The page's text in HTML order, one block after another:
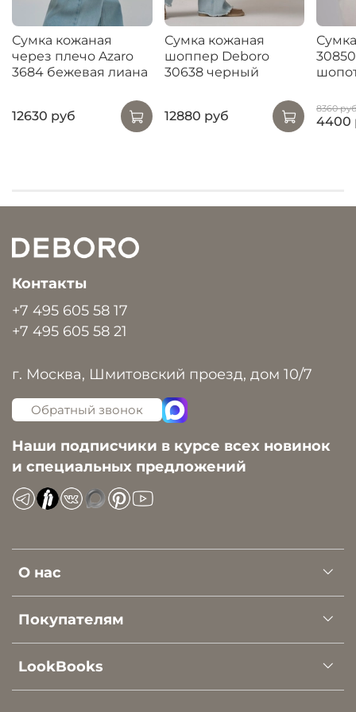
Сумка кожаная
через плечо Azaro
3684 бежевая лиана
12630 руб
Сумка кожаная
шоппер Deboro
30638 черный
12880 руб 8360 руб
4400
О нас
Покупателям
LookBooks
Контакты
+7 495 605 58 17
+7 495 605 58 21
г. Москва, Шмитовский проезд, дом 10/7
Обратный звонок
Наши подписчики в курсе всех новинок
и специальных предложений